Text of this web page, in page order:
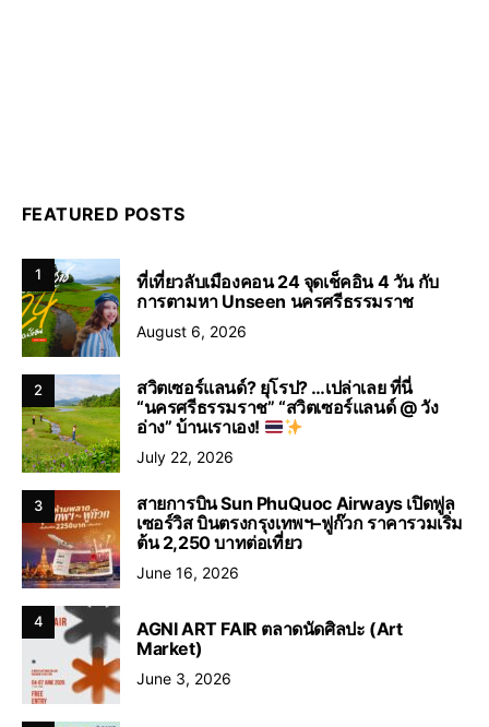
FEATURED POSTS
1
ที่เที่ยวลับเมืองคอน 24 จุดเช็คอิน 4 วัน กับ
การตามหา Unseen นครศรีธรรมราช
August 6, 2026
2
สวิตเซอร์แลนด์? ยุโรป? …เปล่าเลย ที่นี่
“นครศรีธรรมราช” “สวิตเซอร์แลนด์ @ วัง
อ่าง” บ้านเราเอง!
July 22, 2026
3
สายการบิน Sun PhuQuoc Airways เปิดฟูล
เซอร์วิส บินตรงกรุงเทพฯ–ฟูก๊วก ราคารวมเริ่ม
ต้น 2,250 บาทต่อเที่ยว
June 16, 2026
4
AGNI ART FAIR ตลาดนัดศิลปะ (Art
Market)
June 3, 2026